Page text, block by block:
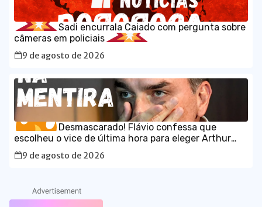
Sadi encurrala Caiado com pergunta sobre
câmeras em policiais
9 de agosto de 2026
Desmascarado! Flávio confessa que
escolheu o vice de última hora para eleger Arthur
Lira
9 de agosto de 2026